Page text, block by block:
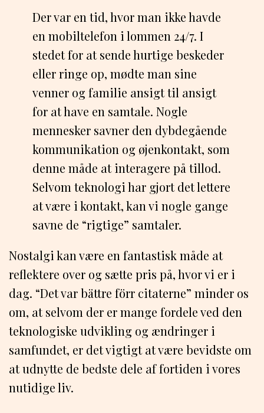
Der var en tid, hvor man ikke havde
en mobiltelefon i lommen 24/7. I
stedet for at sende hurtige beskeder
eller ringe op, mødte man sine
venner og familie ansigt til ansigt
for at have en samtale. Nogle
mennesker savner den dybdegående
kommunikation og øjenkontakt, som
denne måde at interagere på tillod.
Selvom teknologi har gjort det lettere
at være i kontakt, kan vi nogle gange
savne de “rigtige” samtaler.
Nostalgi kan være en fantastisk måde at
reflektere over og sætte pris på, hvor vi er i
dag. “Det var bättre förr citaterne” minder os
om, at selvom der er mange fordele ved den
teknologiske udvikling og ændringer i
samfundet, er det vigtigt at være bevidste om
at udnytte de bedste dele af fortiden i vores
nutidige liv.